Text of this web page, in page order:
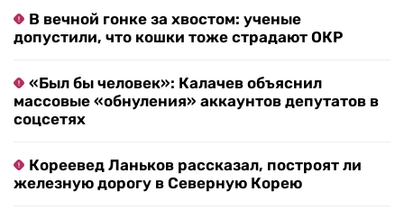
В вечной гонке за хвостом: ученые
допустили, что кошки тоже страдают ОКР
«Был бы человек»: Калачев объяснил
массовые «обнуления» аккаунтов депутатов в
соцсетях
Кореевед Ланьков рассказал, построят ли
железную дорогу в Северную Корею